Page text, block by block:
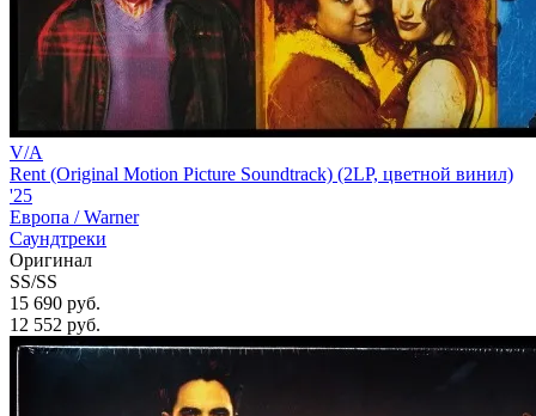
V/A
Rent (Original Motion Picture Soundtrack) (2LP, цветной винил)
'25
Европа /Warner
Саундтреки
Оригинал
SS/SS
15 690 руб.
12 552 руб.